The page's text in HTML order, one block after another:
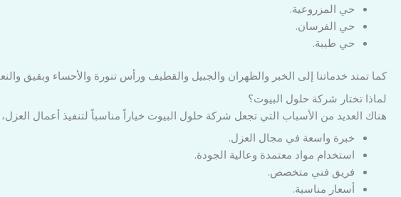
حي المزروعية.
حي الفرسان.
حي طيبة.
كما تمتد خدماتنا إلى الخبر والظهران والجبيل والقطيف ورأس تنورة والأحساء وبقيق
لماذا تختار شركة حلول البيوت؟
هناك العديد من الأسباب التي تجعل شركة حلول البيوت خياراً مناسباً لتنفيذ أعمال العزل،
خبرة واسعة في مجال العزل.
استخدام مواد معتمدة وعالية الجودة.
فريق فني متخصص.
أسعار مناسبة.